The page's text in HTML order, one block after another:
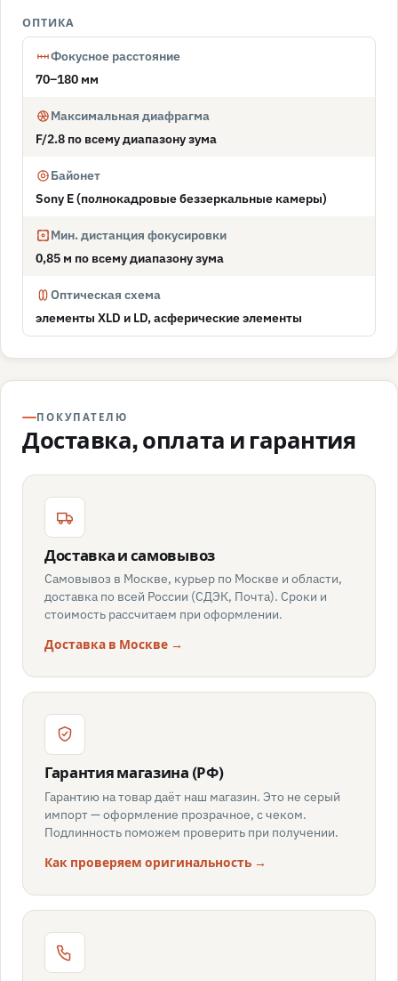
ОПТИКА
Фокусное расстояние
70–180 мм
Максимальная диафрагма
F/2.8 по всему диапазону зума
Байонет
Sony E (полнокадровые беззеркальные камеры)
Мин. дистанция фокусировки
0,85 м по всему диапазону зума
Оптическая схема
элементы XLD и LD, асферические элементы
ПОКУПАТЕЛЮ
Доставка, оплата и гарантия
Доставка и самовывоз
Самовывоз в Москве, курьер по Москве и области,
доставка по всей России (СДЭК, Почта). Сроки и
стоимость рассчитаем при оформлении.
Доставка в Москве →
Гарантия магазина (РФ)
Гарантию на товар даёт наш магазин. Это не серый
импорт — оформление прозрачное, с чеком.
Подлинность поможем проверить при получении.
Как проверяем оригинальность →